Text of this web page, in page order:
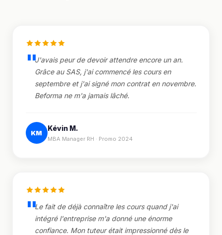
J'avais peur de devoir attendre encore un an.
Grâce au SAS, j'ai commencé les cours en
septembre et j'ai signé mon contrat en novembre.
Beforma ne m'a jamais lâché.
KM
Kévin M.
MBA Manager RH · Promo 2024
Le fait de déjà connaître les cours quand j'ai
intégré l'entreprise m'a donné une énorme
confiance. Mon tuteur était impressionné dès le